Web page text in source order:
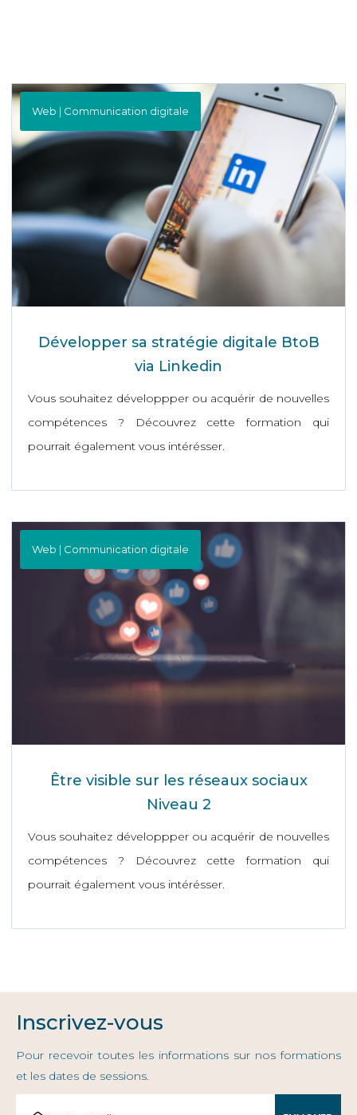
Web | Communication digitale
Développer sa stratégie digitale BtoB
via Linkedin
Vous souhaitez développper ou acquérir de nouvelles
compétences ? Découvrez cette formation qui
pourrait également vous intérésser.
Web | Communication digitale
Être visible sur les réseaux sociaux
Niveau 2
Vous souhaitez développper ou acquérir de nouvelles
compétences ? Découvrez cette formation qui
pourrait également vous intérésser.
Inscrivez-vous
Pour recevoir toutes les informations sur nos formations
et les dates de sessions.